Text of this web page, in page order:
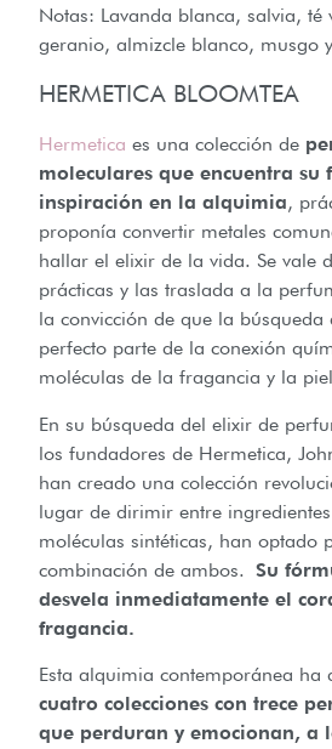
Notas: Lavanda blanca, salvia, té
geranio, almizcle blanco, musgo
HERMETICA BLOOMTEA
Hermetica es una colección de
moleculares que encuentra su
inspiración en la alquimia,
proponía convertir metales
hallar el elixir de la vida. Se vale
prácticas y las traslada a la
la convicción de que la búsqueda
perfecto parte de la conexión
moléculas de la fragancia y la
En su búsqueda del elixir de
los fundadores de Hermetica,
han creado una colección
lugar de dirimir entre
moléculas sintéticas, han optado
combinación de ambos. Su
desvela inmediatamente el
fragancia.
Esta alquimia contemporánea ha
cuatro colecciones con trece
que perduran y emocionan, a